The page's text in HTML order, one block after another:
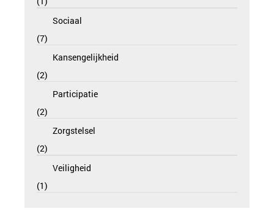
Sociaal
7
Kansengelijkheid
2
Participatie
2
Zorgstelsel
2
Veiligheid
1